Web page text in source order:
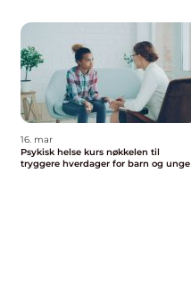
16. mar
Psykisk helse kurs nøkkelen til
tryggere hverdager for barn og unge